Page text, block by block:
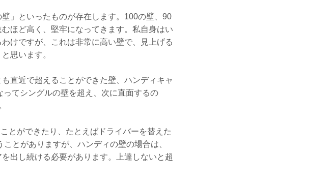
」といったものが存在します。100の壁、90
ほど高く、堅牢になってきます。私自身はい
けですが、これは非常に高い壁で、見上げる
思います。
直近で超えることができた壁、ハンディキャ
ってシングルの壁を超え、次に直面するの
とができたり、たとえばドライバーを替えた
とがありますが、ハンディの壁の場合は、
出し続ける必要があります。上達しないと超